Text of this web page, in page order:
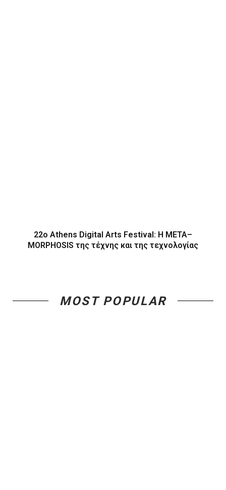
22ο Athens Digital Arts Festival: Η ΜΕΤΑ–
MORPHOSIS της τέχνης και της τεχνολογίας
MOST POPULAR